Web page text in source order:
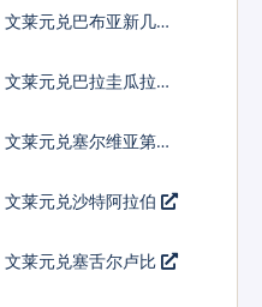
文莱元兑巴布亚新几内
文莱元兑巴拉圭瓜拉尼
文莱元兑塞尔维亚第纳
文莱元兑沙特阿拉伯
文莱元兑塞舌尔卢比